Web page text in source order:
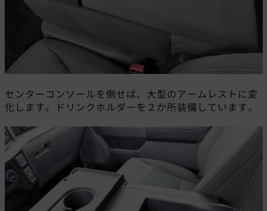
センターコンソールを倒せば、大型のアームレストに変
化します。ドリンクホルダーを２か所装備しています。